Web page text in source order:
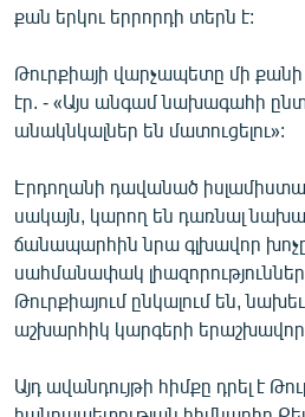
English
Русский
ՀԵՏԵՎԵՔ ՄԵԶ
«Ազատության» բոլոր կայքերը
քան երկու երրորդի տերն է:
Թուրքիայի վարչապետը մի
էր. - «Այս անգամ նախագահի
անակնկալներ են մատուցելու»:
Էրդողանի դավանած
սակայն, կարող են դառնալ
ճանապարհին նրա գլխավոր
սահմանափակ
Թուրքիայում ընկալում են,
աշխարհիկ կարգերի
Այդ ավանդույթի հիմքը դրել է